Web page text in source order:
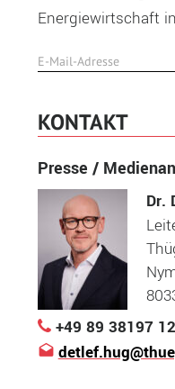
Energiewirtschaft
KONTAKT
Presse /
Dr.
+49 89 38197